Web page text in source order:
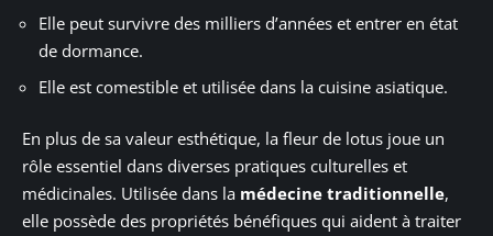
Elle peut survivre des milliers d’années et entrer en état
de dormance.
Elle est comestible et utilisée dans la cuisine asiatique.
En plus de sa valeur esthétique, la fleur de lotus joue un
rôle essentiel dans diverses pratiques culturelles et
médicinales. Utilisée dans la médecine traditionnelle,
elle possède des propriétés bénéfiques qui aident à traiter